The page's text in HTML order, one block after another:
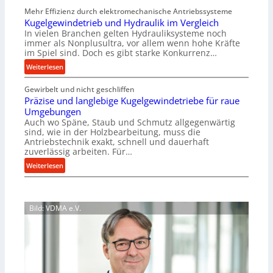
i
g
e
r
t
U
t
z
u
n
d
A
f
t
h
r
A
r
b
e
t
s
l
o
s
e
w
i
Mehr Effizienz durch elektromechanische Antriebssysteme
Kugelgewindetrieb und Hydraulik im Vergleich
In vielen Branchen gelten Hydrauliksysteme noch
immer als Nonplusultra, vor allem wenn hohe Kräfte
im Spiel sind. Doch es gibt starke Konkurrenz…
Weiterlesen:
K
u
g
e
l
g
e
w
i
e
t
Gewirbelt und nicht geschliffen
Präzise und langlebige Kugelgewindetriebe für raue
Umgebungen
Auch wo Späne, Staub und Schmutz allgegenwärtig
sind, wie in der Holzbearbeitung, muss die
Antriebstechnik exakt, schnell und dauerhaft
zuverlässig arbeiten. Für…
Weiterlesen:
P
z
Bild: VDMA e.V.